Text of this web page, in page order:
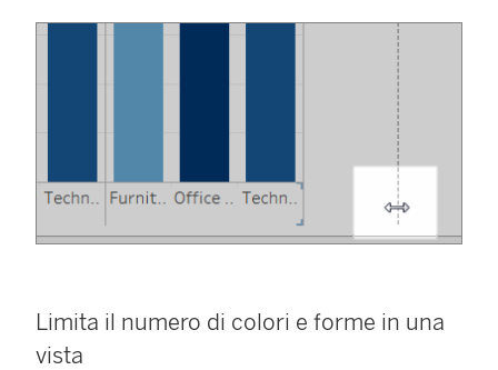
Limita il numero di colori e forme in una
vista